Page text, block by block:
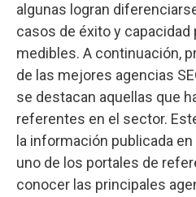
algunas logran
casos de éxito y
medibles. A continuación,
de las mejores agencias
se destacan aquellas que
referentes en el sector.
la información publicada en
uno de los portales de
conocer las principales